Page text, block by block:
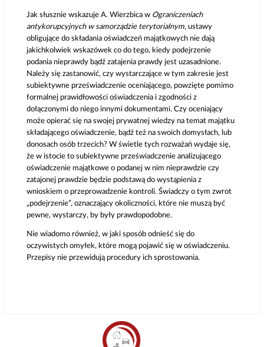
Jak słusznie wskazuje A. Wierzbica w Ograniczeniach
antykorupcyjnych w samorządzie terytorialnym, ustawy
obligujące do składania oświadczeń majątkowych nie dają
jakichkolwiek wskazówek co do tego, kiedy podejrzenie
podania nieprawdy bądź zatajenia prawdy jest uzasadnione.
Należy się zastanowić, czy wystarczające w tym zakresie jest
subiektywne przeświadczenie oceniającego, powzięte pomimo
formalnej prawidłowości oświadczenia i zgodności z
dołączonymi do niego innymi dokumentami. Czy oceniający
może opierać się na swojej prywatnej wiedzy na temat majątku
składającego oświadczenie, bądź też na swoich domysłach, lub
donosach osób trzecich? W świetle tych rozważań wydaje się,
że w istocie to subiektywne przeświadczenie analizującego
oświadczenie majątkowe o podanej w nim nieprawdzie czy
zatajonej prawdzie będzie podstawą do wystąpienia z
wnioskiem o przeprowadzenie kontroli. Świadczy o tym zwrot
„podejrzenie”, oznaczający okoliczności, które nie muszą być
pewne, wystarczy, by były prawdopodobne.
Nie wiadomo również, w jaki sposób odnieść się do
oczywistych omyłek, które mogą pojawić się w oświadczeniu.
Przepisy nie przewidują procedury ich sprostowania.